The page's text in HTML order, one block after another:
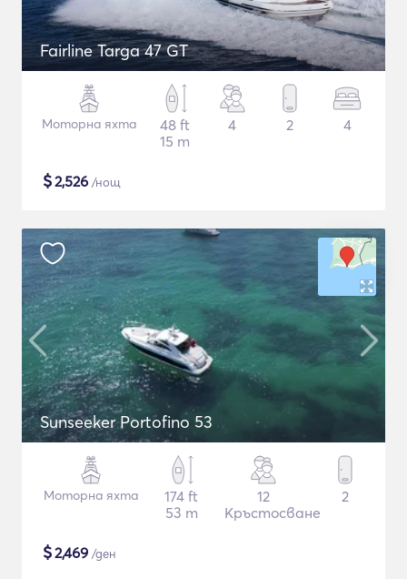
Fairline Targa 47 GT
Моторна яхта
48 ft
15 m
4 2 4
$2,526 /нощ
Sunseeker Portofino 53
Моторна яхта
174 ft
53 m
12
Кръстосване
2
$2,469 /ден